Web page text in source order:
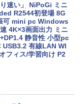
ント10倍 お買い物マ
中古パソコン ノー
E590 Core i3 8
/ 32GB SSD M.
/ 1TB Windows1
料】【1年保証】
速い」 NiPoGi ミニ
R2544初登場 8G
可 mini pc Windows
4K×3画面出力 ミニ
静音性 小型pc
USB3.2 有線LAN WI
フィス/学習向け P2